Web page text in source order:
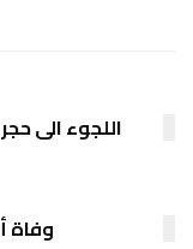
اللجوء الى
وفاة